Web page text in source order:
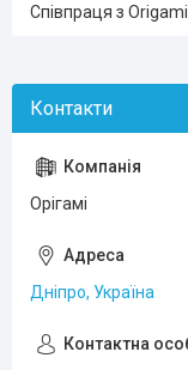
Співпраця з Origami
Орігамі
Дніпро, Україна